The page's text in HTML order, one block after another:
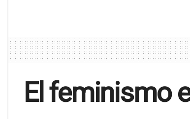
El feminismo